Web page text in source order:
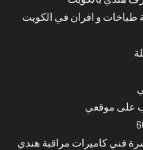
طباخات و افران في الكويت
على موقعي
فني كاميرات مراقبة هندي